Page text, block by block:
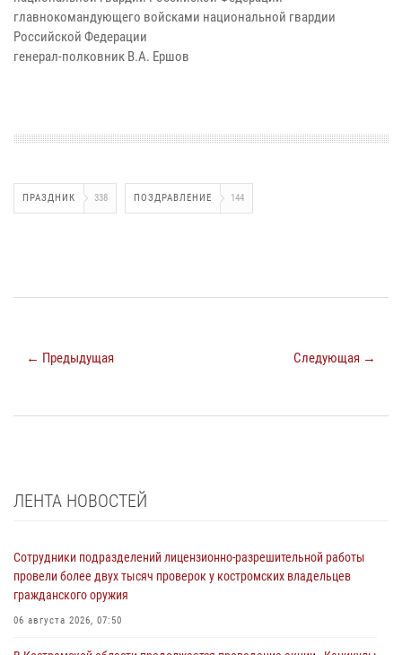
главнокомандующего войсками национальной гвардии
Российской Федерации
генерал-полковник В.А. Ершов
ПРАЗДНИК 338 ПОЗДРАВЛЕНИЕ 144
← Предыдущая Следующая →
ЛЕНТА НОВОСТЕЙ
Сотрудники подразделений лицензионно-разрешительной работы
провели более двух тысяч проверок у костромских владельцев
гражданского оружия
06 августа 2026, 07:50